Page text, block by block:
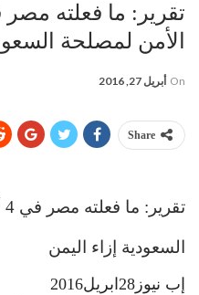
الأمن لمصلحة
On أبريل 27, 2016
Share
السعودية إزاء اليمن
إب نيوز28ابريل2016